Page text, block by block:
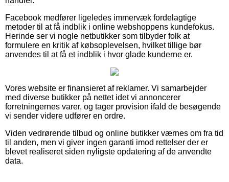
Facebook medfører ligeledes immervæk fordelagtige
metoder til at få indblik i online webshoppens kundefokus.
Herinde ser vi nogle netbutikker som tilbyder folk at
formulere en kritik af købsoplevelsen, hvilket tillige bør
anvendes til at få et indblik i hvor glade kunderne er.
Vores website er finansieret af reklamer. Vi samarbejder
med diverse butikker på nettet idet vi annoncerer
forretningernes varer, og tager provision ifald de besøgende
vi sender videre udfører en ordre.
Viden vedrørende tilbud og online butikker værnes om fra tid
til anden, men vi giver ingen garanti imod rettelser der er
blevet realiseret siden nyligste opdatering af de anvendte
data.